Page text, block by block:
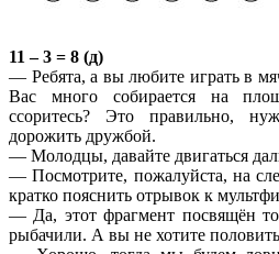
11 – 3 = 8 (д)
— Ребята, а вы любите играть в
Вас много собирается на
ссоритесь? Это правильно,
дорожить дружбой.
— Молодцы, давайте двигаться
— Посмотрите, пожалуйста, на
кратко пояснить отрывок к
— Да, этот фрагмент посвящён
рыбачили. А вы не хотите